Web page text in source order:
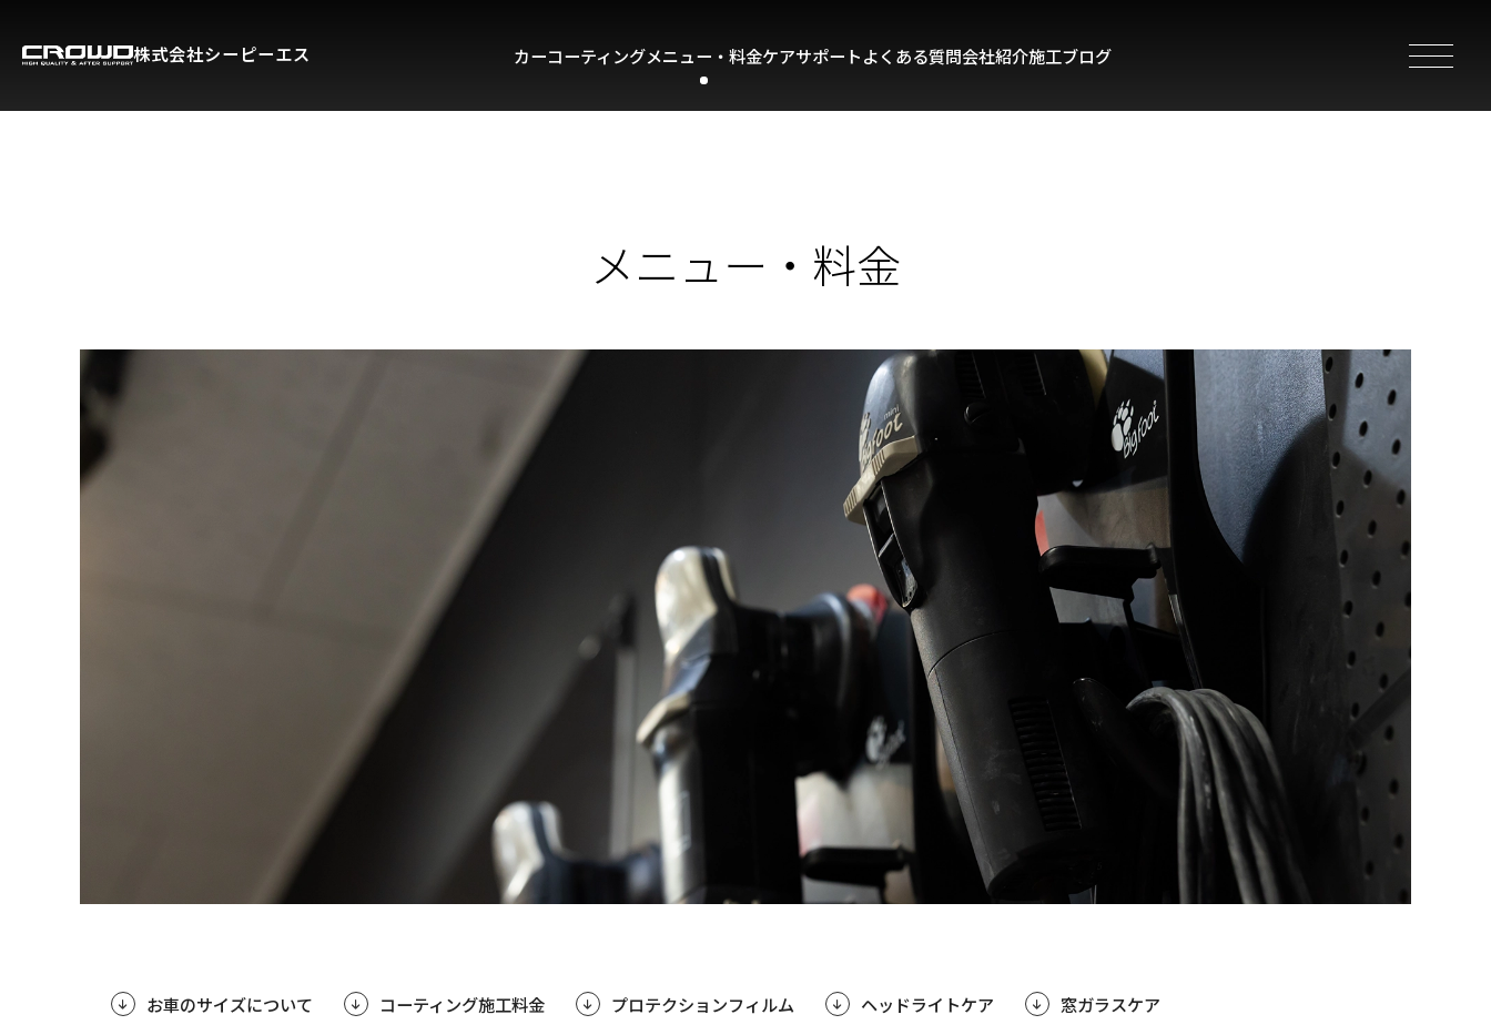
株式会社シーピーエス カーコーティングメニュー・料金ケアサポートよくある質問会社紹介施工ブログ toggle
メニュー・料金
お車のサイズについて コーティング施工料金 プロテクションフィルム ヘッドライトケア
窓ガラスケア